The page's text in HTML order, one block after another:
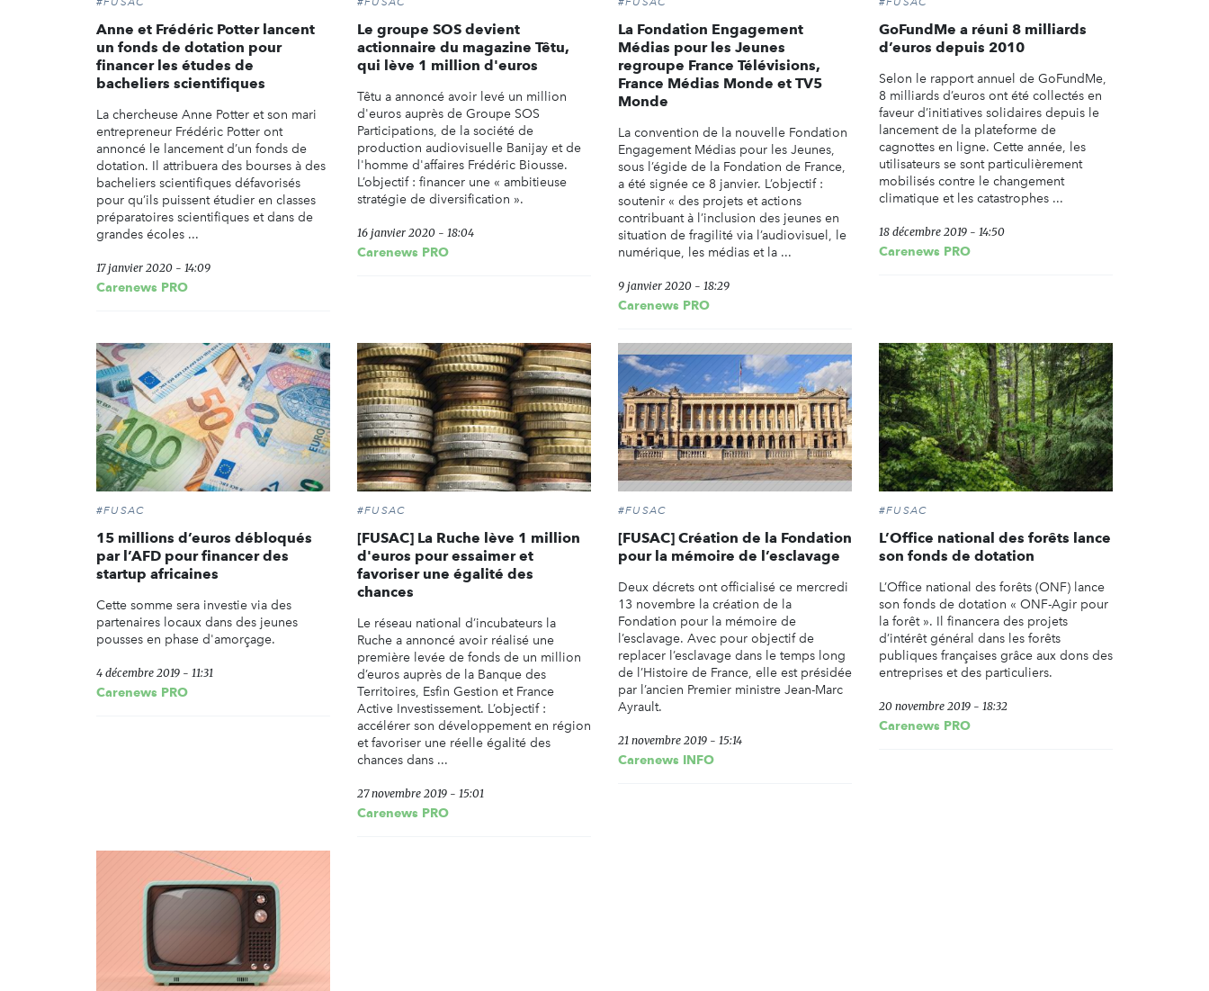
Anne et Frédéric Potter lancent
un fonds de dotation pour
financer les études de
bacheliers scientifiques
La chercheuse Anne Potter et son mari
entrepreneur Frédéric Potter ont
annoncé le lancement d’un fonds de
dotation. Il attribuera des bourses à des
bacheliers scientifiques défavorisés
pour qu’ils puissent étudier en classes
préparatoires scientifiques et dans de
grandes écoles ...
17 janvier 2020 - 14:09
Carenews PRO
Le groupe SOS devient
actionnaire du magazine Têtu,
qui lève 1 million d'euros
Têtu a annoncé avoir levé un million
d'euros auprès de Groupe SOS
Participations, de la société de
production audiovisuelle Banijay et de
l'homme d'affaires Frédéric Biousse.
L’objectif : financer une « ambitieuse
stratégie de diversification ».
16 janvier 2020 - 18:04
Carenews PRO
La Fondation Engagement
Médias pour les Jeunes
regroupe France Télévisions,
France Médias Monde et TV5
Monde
La convention de la nouvelle Fondation
Engagement Médias pour les Jeunes,
sous l’égide de la Fondation de France,
a été signée ce 8 janvier. L’objectif :
soutenir « des projets et actions
contribuant à l’inclusion des jeunes en
situation de fragilité via l’audiovisuel, le
numérique, les médias et la ...
9 janvier 2020 - 18:29
Carenews PRO
GoFundMe a réuni 8 milliards
d’euros depuis 2010
Selon le rapport annuel de GoFundMe,
8 milliards d’euros ont été collectés en
faveur d’initiatives solidaires depuis le
lancement de la plateforme de
cagnottes en ligne. Cette année, les
utilisateurs se sont particulièrement
mobilisés contre le changement
climatique et les catastrophes ...
18 décembre 2019 - 14:50
Carenews PRO
#FUSAC
15 millions d’euros débloqués
par l’AFD pour financer des
startup africaines
Cette somme sera investie via des
partenaires locaux dans des jeunes
pousses en phase d'amorçage.
4 décembre 2019 - 11:31
Carenews PRO
#FUSAC
[FUSAC] La Ruche lève 1 million
d'euros pour essaimer et
favoriser une égalité des
chances
Le réseau national d’incubateurs la
Ruche a annoncé avoir réalisé une
première levée de fonds de un million
d’euros auprès de la Banque des
Territoires, Esfin Gestion et France
Active Investissement. L’objectif :
accélérer son développement en région
et favoriser une réelle égalité des
chances dans ...
27 novembre 2019 - 15:01
Carenews PRO
#FUSAC
[FUSAC] Création de la Fondation
pour la mémoire de l’esclavage
Deux décrets ont officialisé ce mercredi
13 novembre la création de la
Fondation pour la mémoire de
l’esclavage. Avec pour objectif de
replacer l’esclavage dans le temps long
de l’Histoire de France, elle est présidée
par l’ancien Premier ministre Jean-Marc
Ayrault.
21 novembre 2019 - 15:14
Carenews INFO
#FUSAC
L’Office national des forêts lance
son fonds de dotation
L’Office national des forêts (ONF) lance
son fonds de dotation « ONF-Agir pour
la forêt ». Il financera des projets
d’intérêt général dans les forêts
publiques françaises grâce aux dons des
entreprises et des particuliers.
20 novembre 2019 - 18:32
Carenews PRO